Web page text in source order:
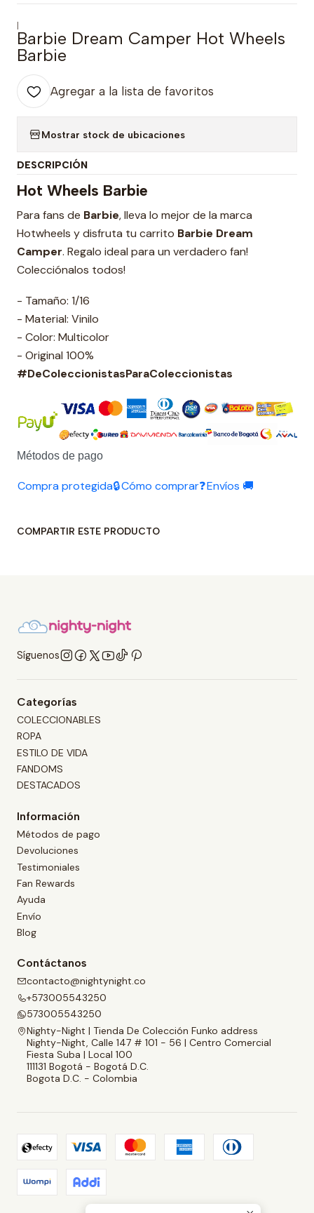
|
Barbie Dream Camper Hot Wheels
Barbie
Agregar a la lista de favoritos
Mostrar stock de ubicaciones
DESCRIPCIÓN
Hot Wheels Barbie
Para fans de Barbie, lleva lo mejor de la marca
Hotwheels y disfruta tu carrito Barbie Dream
Camper. Regalo ideal para un verdadero fan!
Colecciónalos todos!
- Tamaño: 1/16
- Material: Vinilo
- Color: Multicolor
- Original 100%
#DeColeccionistasParaColeccionistas
Métodos de pago
Compra protegida🔒Cómo comprar❓Envíos 🚚
COMPARTIR ESTE PRODUCTO
Síguenos
Categorías
COLECCIONABLES
ROPA
ESTILO DE VIDA
FANDOMS
DESTACADOS
Información
Métodos de pago
Devoluciones
Testimoniales
Fan Rewards
Ayuda
Envío
Blog
Contáctanos
contacto@nightynight.co
+573005543250
573005543250
Nighty-Night | Tienda De Colección Funko address
Nighty-Night, Calle 147 # 101 - 56 | Centro Comercial
Fiesta Suba | Local 100
111131 Bogotá - Bogotá D.C.
Bogota D.C. - Colombia